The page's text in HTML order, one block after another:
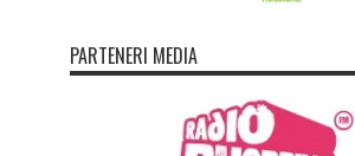
PARTENERI MEDIA